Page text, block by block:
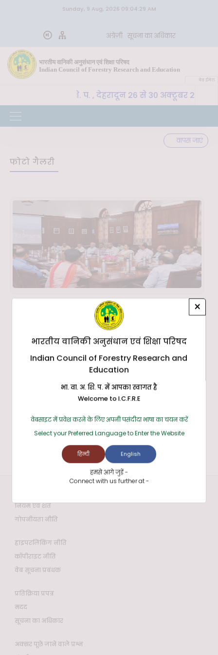
Sunday, 9 Aug, 2026 09:04:29 AM
अंग्रेज़ी सूचना का अधिकार
भारतीय वानिकी अनुसंधान एवं शिक्षा परिषद
Indian Council of Forestry Research and Education
वेब ईमेल
SLM, भा. वा. अ. शि. प. , देहरादून 26 से 30 अक्टूबर 2026
वापस जाएं
फोटो गैलरी
नियम एवं शर्तें
गोपनीयता नीति
हाइपरलिंकिंग नीति
कॉपीराइट नीति
वेब सूचना प्रबंधक
प्रतिक्रिया प्रपत्र
मदद
सूचना का अधिकार
अक्सर पूछे जाने वाले प्रश्न
×
भारतीय वानिकी अनुसंधान एवं शिक्षा परिषद
Indian Council of Forestry Research and
Education
भा. वा. अ. शि. प. में आपका स्वागत है
Welcome to I.C.F.R.E
वेबसाइट में प्रवेश करने के लिए अपनी पसंदीदा भाषा का चयन करें
Select your Preferred Language to Enter the Website
हिन्दी English
हमसे आगे जुड़ें -
Connect with us further at -